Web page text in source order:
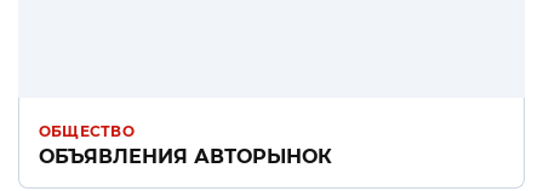
ОБЩЕСТВО
ОБЪЯВЛЕНИЯ АВТОРЫНОК